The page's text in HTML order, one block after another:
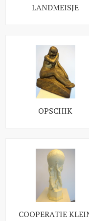
LANDMEISJE
OPSCHIK
COOPERATIE